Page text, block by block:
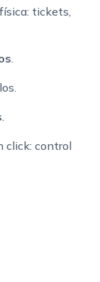
tickets,
.
.
click: control